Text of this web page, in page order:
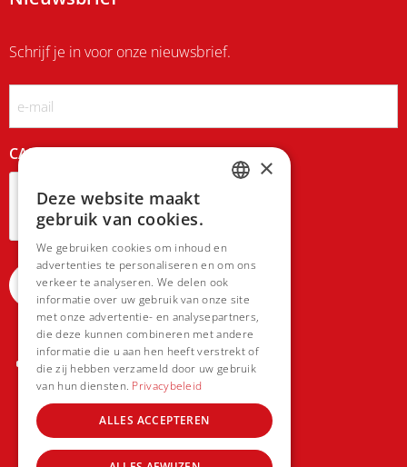
Schrijf je in voor onze nieuwsbrief.
CAPTCHA ×
Deze website maakt
gebruik van cookies.
We gebruiken cookies om inhoud en
advertenties te personaliseren en om ons
verkeer te analyseren. We delen ook
informatie over uw gebruik van onze site
met onze advertentie- en analysepartners,
die deze kunnen combineren met andere
informatie die u aan hen heeft verstrekt of
die zij hebben verzameld door uw gebruik
van hun diensten. Privacybeleid
ALLES ACCEPTEREN